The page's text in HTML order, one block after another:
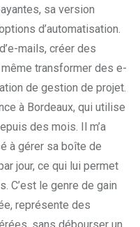
sa version
d’automatisation.
mails, créer des
transformer des e-
de gestion de projet.
à Bordeaux, qui utilise
des mois. Il m’a
à gérer sa boîte de
jour, ce qui lui permet
C’est le genre de gain
représente des
sans débourser un